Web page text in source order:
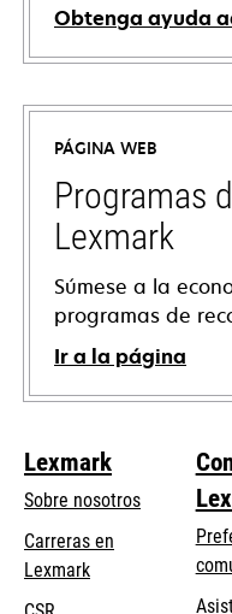
Obtenga ayuda
se
abre
una
pestaña
nueva
PÁGINA WEB
Programas
Lexmark
Súmese a la
programas de
Ir a la página
Lexmark
Sobre nosotros
Carreras en
Lexmark
se